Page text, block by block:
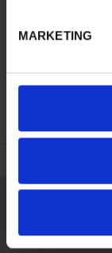
MARKETING